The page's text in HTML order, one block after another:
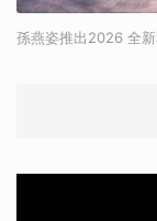
孫燕姿推出2026 全新